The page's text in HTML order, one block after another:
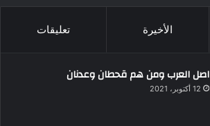
الأخيرة تعليقات
اصل العرب ومن هم قحطان وعدنان
12 أكتوبر، 2021